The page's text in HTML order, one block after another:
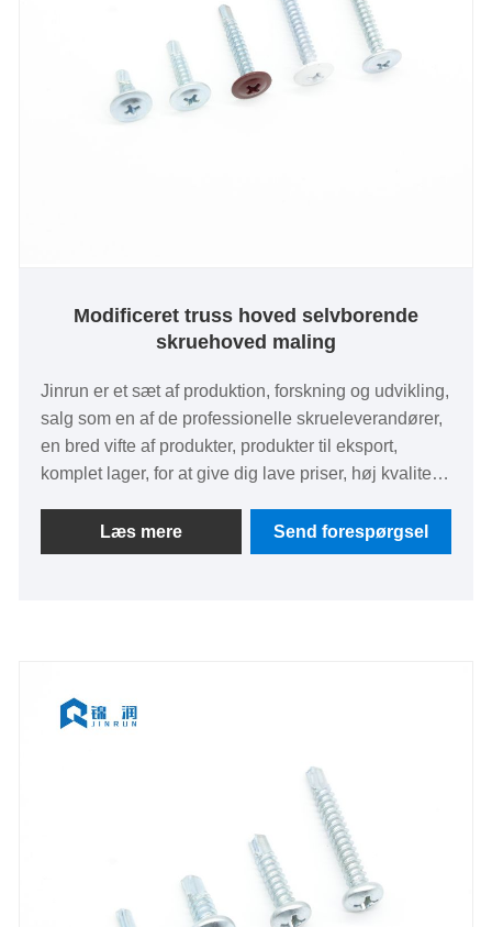
Modificeret truss hoved selvborende
skruehoved maling
Jinrun er et sæt af produktion, forskning og udvikling,
salg som en af ​​de professionelle skrueleverandører,
en bred vifte af produkter, produkter til eksport,
komplet lager, for at give dig lave priser, høj kvalitet
maling .Læs mere Send forespørgsel